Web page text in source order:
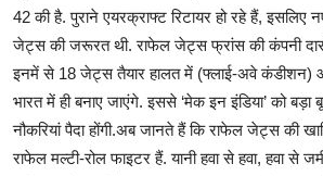
42 की है. पुराने एयरक्राफ्ट रिटायर हो रहे हैं,
जेट्स की जरूरत थी. राफेल जेट्स फ्रांस की कंपनी
इनमें से 18 जेट्स तैयार हालत में (फ्लाई-अवे कंडीशन)
भारत में ही बनाए जाएंगे. इससे ‘मेक इन इंडिया’ को बड़ा
नौकरियां पैदा होंगी.अब जानते हैं कि राफेल जेट्स की
राफेल मल्टी-रोल फाइटर हैं. यानी हवा से हवा, हवा से